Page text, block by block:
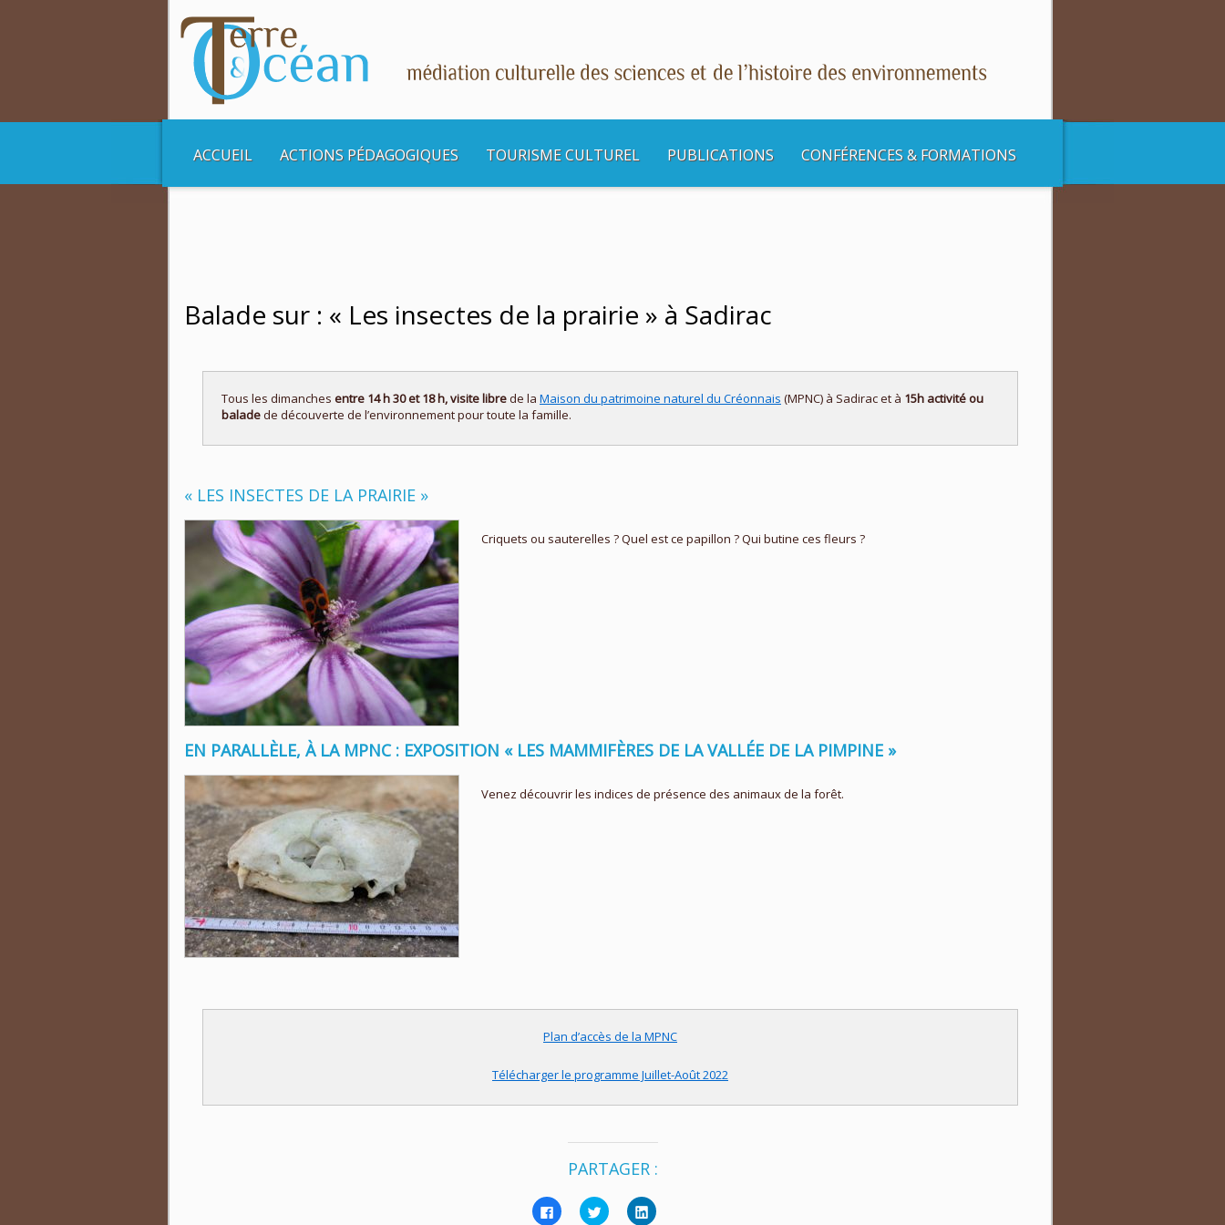
ACCUEIL ACTIONS PÉDAGOGIQUES TOURISME CULTUREL PUBLICATIONS CONFÉRENCES & FORMATIONS
Balade sur : « Les insectes de la prairie » à Sadirac
Tous les dimanches entre 14 h 30 et 18 h, visite librede la Maison du patrimoine naturel du Créonnais (MPNC) à Sadirac et à 15h activité ou
baladede découverte de l’environnement pour toute la famille.
« LES INSECTES DE LA PRAIRIE »
Criquets ou sauterelles ? Quel est ce papillon ? Qui butine ces fleurs ?
EN PARALLÈLE, À LA MPNC : EXPOSITION « LES MAMMIFÈRES DE LA VALLÉE DE LA PIMPINE »
Venez découvrir les indices de présence des animaux de la forêt.
Plan d’accès de la MPNC
Télécharger le programme Juillet-Août 2022
PARTAGER :
Cliquez
pour
Cliquez
pour
Cliquez
pour